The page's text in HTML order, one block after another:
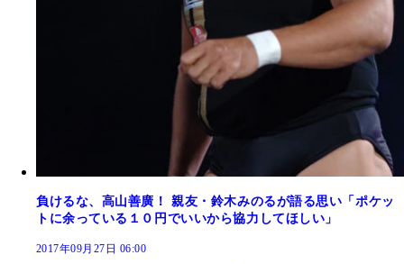
負けるな、高山善廣！ 親友・鈴木みのるが語る思い「ポケッ
トに余っている１０円でいいから協力してほしい」
2017年09月27日 06:00